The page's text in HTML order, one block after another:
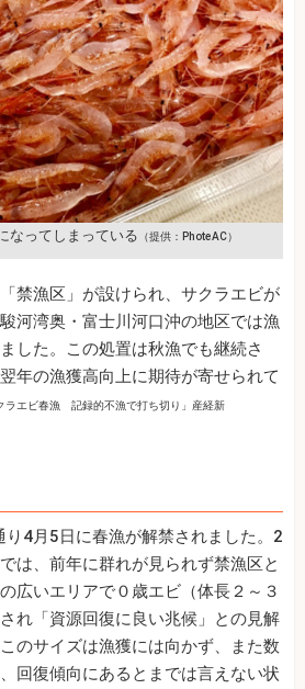
なってしまっている （提供：PhoteAC）
禁漁区」が設けられ、サクラエビが
河湾奥・富士川河口沖の地区では漁
した。この処置は秋漁でも継続さ
年の漁獲高向上に期待が寄せられて
ラエビ春漁 記録的不漁で打ち切り」産経新
4月5日に春漁が解禁されました。2
は、前年に群れが見られず禁漁区と
広いエリアで０歳エビ（体長２～３
れ「資源回復に良い兆候」との見解
のサイズは漁獲には向かず、また数
回復傾向にあるとまでは言えない状